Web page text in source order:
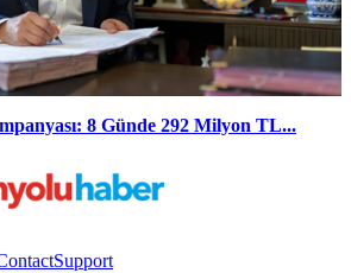
8 Günde 292 Milyon TL...
Support